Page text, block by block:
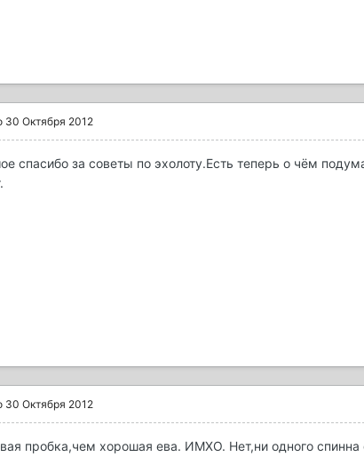
30 Октября 2012
спасибо за советы по эхолоту.Есть теперь о чём
30 Октября 2012
пробка,чем хорошая ева. ИМХО. Нет,ни одного спинна